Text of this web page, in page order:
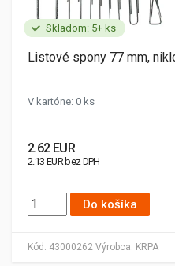
Skladom: 5+ ks
Kód: 43000262 Výrobca: KRPA
Listové spony 77 mm,
V kartóne: 0 ks
2.62 EUR
2.13 EUR bez DPH
Do košíka